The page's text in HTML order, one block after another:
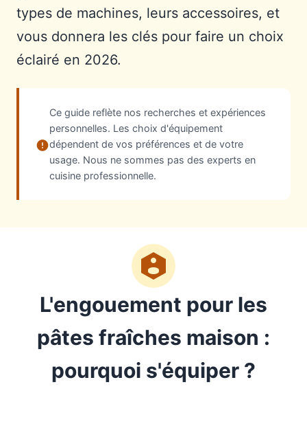
types de machines, leurs accessoires, et
vous donnera les clés pour faire un choix
éclairé en 2026.
Ce guide reflète nos recherches et expériences
personnelles. Les choix d'équipement
dépendent de vos préférences et de votre
usage. Nous ne sommes pas des experts en
cuisine professionnelle.
L'engouement pour les
pâtes fraîches maison :
pourquoi s'équiper ?